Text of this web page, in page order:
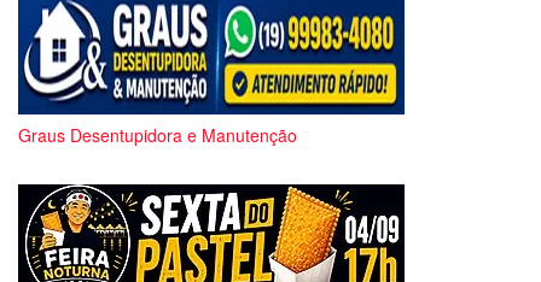
Graus Desentupidora e Manutenção